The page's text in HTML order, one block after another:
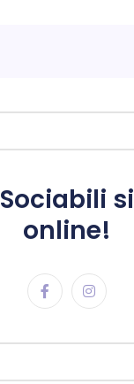
Sociabili si
online!